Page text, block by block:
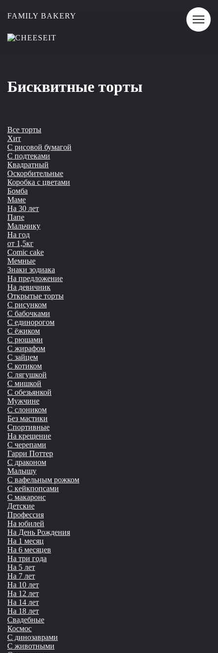
FAMILY BAKERY
Бисквитные торты
Все торты
Хит
С рисовой бумагой
С подтеками
Квадратный
Оскорбительные
Коробка с цветами
Бомба
Маме
На 30 лет
Папе
Мальчику
На год
от 1,5кг
Сomic cake
Мемные
Знаки зодиака
На предложение
На девичник
Открытые торты
С рисунком
С бабочками
С единорогом
С ёжиком
С рюшами
С жирафом
С зайцем
С котиком
С лягушкой
С мишкой
С обезьянкой
Мужчине
С слоником
Без мастики
Спортивные
На крещение
С черепами
Гарри Поттер
С драконом
Малышу
С вафельным рожком
С кейкпопсами
С макаронс
Детские
Профессия
На юбилей
На День Рождения
На 1 месяц
На 6 месяцев
На три года
На 5 лет
На 7 лет
На 10 лет
На 12 лет
На 14 лет
На 18 лет
Свадебные
Космос
С динозаврами
С животными